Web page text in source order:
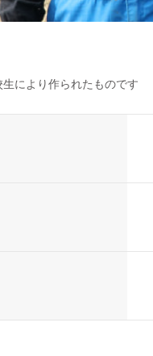
により作られたものです